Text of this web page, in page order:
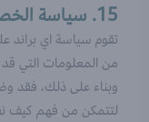
15. سياسة الخصوصية خصوصيتك تهمنا
تقوم سياسة اي
من المعلومات التي قد
وبناء على ذلك، فقد
لتتمكن من فهم كيف